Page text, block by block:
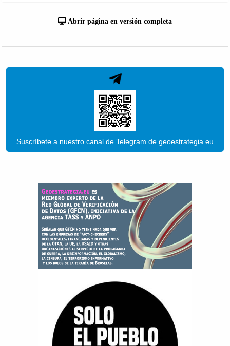
Abrir página en versión completa
Suscríbete a nuestro canal de Telegram de geoestrategia.eu